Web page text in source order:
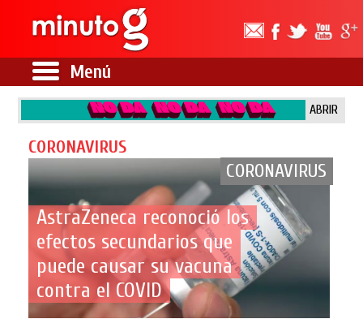
Menú
ABRIR
CORONAVIRUS
CORONAVIRUS
AstraZeneca reconoció los
efectos secundarios que
puede causar su vacuna
contra el COVID